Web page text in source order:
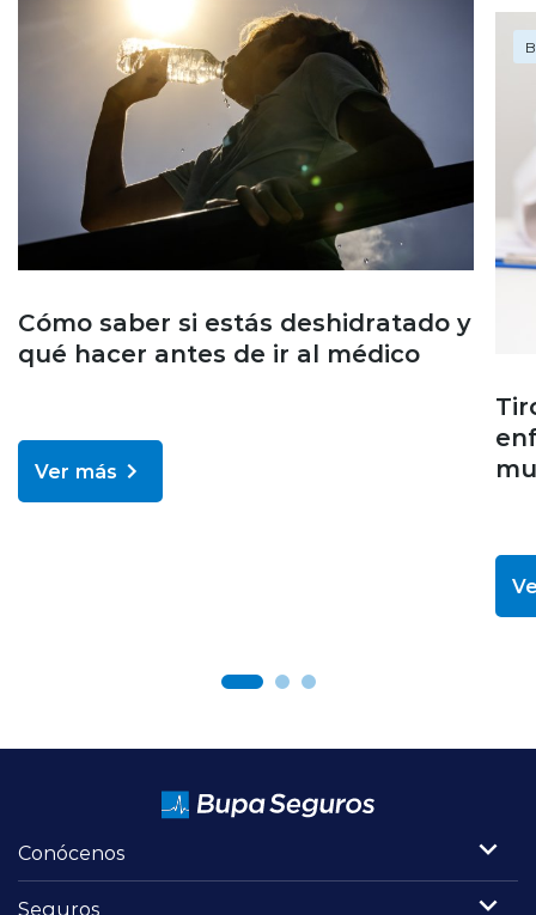
Cómo saber si estás deshidratado y
qué hacer antes de ir al médico
Ver más
Conócenos
Seguros